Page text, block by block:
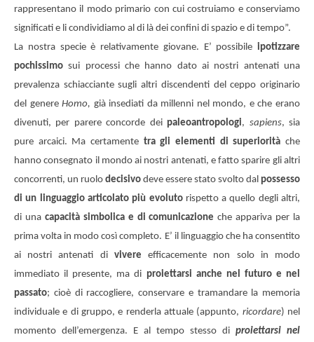
rappresentano il modo primario con cui costruiamo e conserviamo
significati e li condividiamo al di là dei confini di spazio e di tempo”.
La nostra specie è relativamente giovane. E’ possibile ipotizzare
pochissimo sui processi che hanno dato ai nostri antenati una
prevalenza schiacciante sugli altri discendenti del ceppo originario
del genereHomo, già insediati da millenni nel mondo, e che erano
divenuti, per parere concorde dei paleoantropologi, sapiens, sia
pure arcaici. Ma certamente tra gli elementi di superiorità che
hanno consegnato il mondo ai nostri antenati, e fatto sparire gli altri
concorrenti, un ruolo decisivo deve essere stato svolto dal possesso
di un linguaggio articolato più evolutorispetto a quello degli altri,
di una capacità simbolica e di comunicazione che appariva per la
prima volta in modo così completo. E’ il linguaggio che ha consentito
ai nostri antenati di vivere efficacemente non solo in modo
immediato il presente, ma di proiettarsi anche nel futuro e nel
passato; cioè di raccogliere, conservare e tramandare la memoria
individuale e di gruppo, e renderla attuale (appunto, ricordare) nel
momento dell’emergenza. E al tempo stesso di proiettarsi nel